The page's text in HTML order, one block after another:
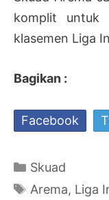
komplit untuk
klasemen Liga
Bagikan :
Facebook
Kategori
Skuad
Tag
Arema, Liga